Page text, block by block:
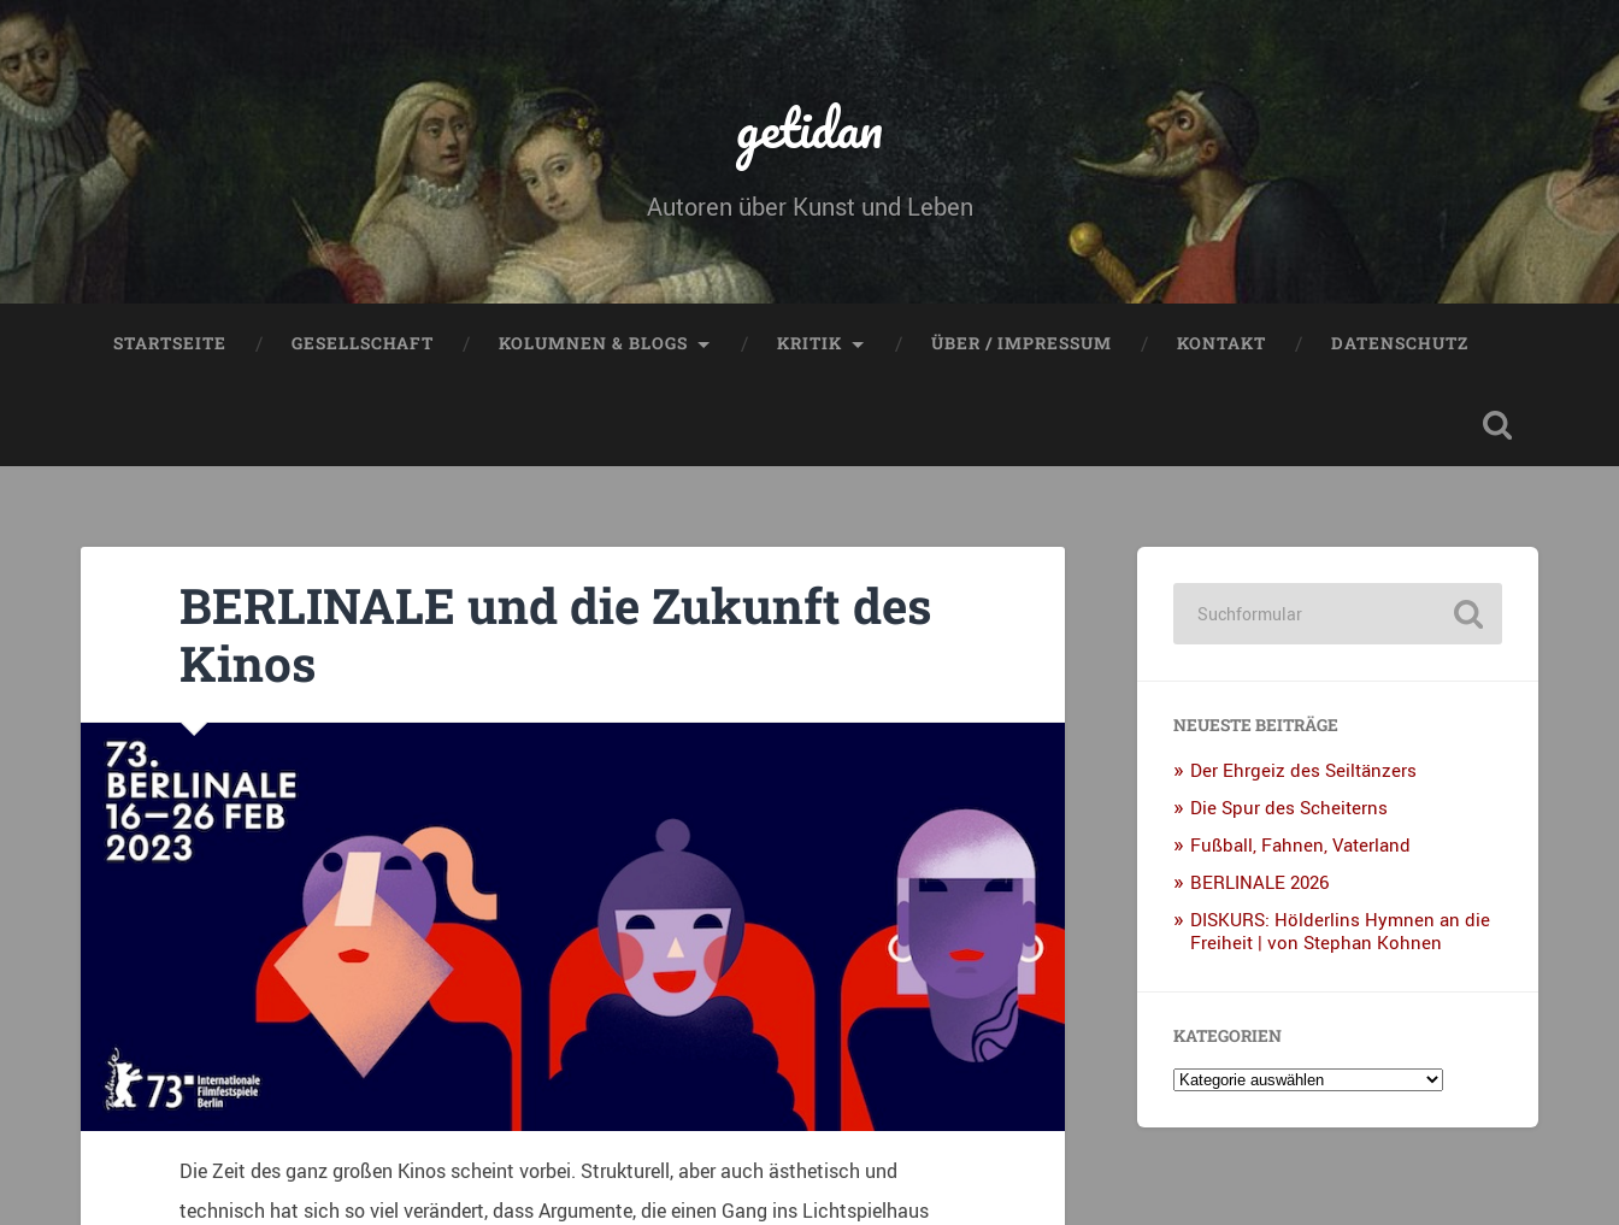
getidan
Autoren über Kunst und Leben
STARTSEITE GESELLSCHAFT KOLUMNEN & BLOGS KRITIK ÜBER / IMPRESSUM KONTAKT DATENSCHUTZ
BERLINALE und die Zukunft des
Kinos
Die Zeit des ganz großen Kinos scheint vorbei. Strukturell, aber auch ästhetisch und
technisch hat sich so viel verändert, dass Argumente, die einen Gang ins Lichtspielhaus
NEUESTE BEITRÄGE
Der Ehrgeiz des Seiltänzers
Die Spur des Scheiterns
Fußball, Fahnen, Vaterland
BERLINALE 2026
DISKURS: Hölderlins Hymnen an die
Freiheit | von Stephan Kohnen
KATEGORIEN